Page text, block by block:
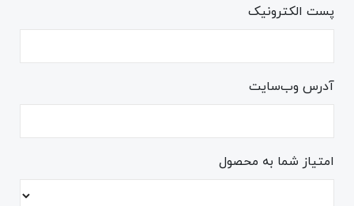
پست الکترونیک
آدرس وب‌سایت
امتیاز شما به محصول